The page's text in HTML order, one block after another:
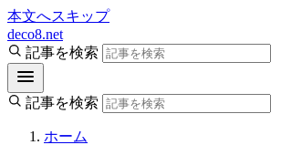
本文へスキップ
deco8.net
記事を検索
記事を検索
ホーム